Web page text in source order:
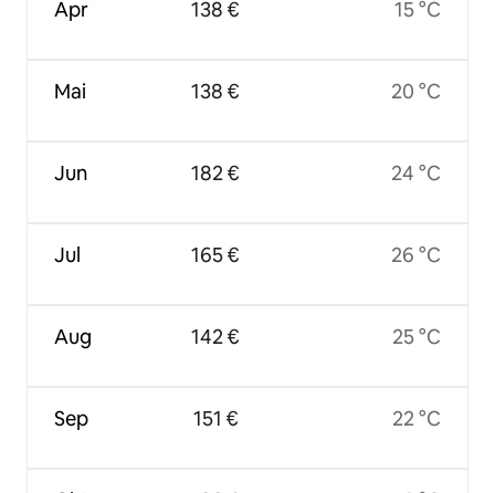
Apr
Mai
Jun
Jul
Aug
Sep
138 €
138 €
182 €
165 €
142 €
151 €
15 °C
20 °C
24 °C
26 °C
25 °C
22 °C